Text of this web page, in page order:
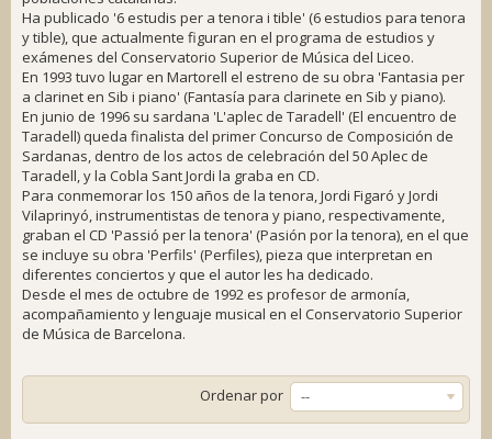
Ha publicado '6 estudis per a tenora i tible' (6 estudios para tenora
y tible), que actualmente figuran en el programa de estudios y
exámenes del Conservatorio Superior de Música del Liceo.
En 1993 tuvo lugar en Martorell el estreno de su obra 'Fantasia per
a clarinet en Sib i piano' (Fantasía para clarinete en Sib y piano).
En junio de 1996 su sardana 'L'aplec de Taradell' (El encuentro de
Taradell) queda finalista del primer Concurso de Composición de
Sardanas, dentro de los actos de celebración del 50 Aplec de
Taradell, y la Cobla Sant Jordi la graba en CD.
Para conmemorar los 150 años de la tenora, Jordi Figaró y Jordi
Vilaprinyó, instrumentistas de tenora y piano, respectivamente,
graban el CD 'Passió per la tenora' (Pasión por la tenora), en el que
se incluye su obra 'Perfils' (Perfiles), pieza que interpretan en
diferentes conciertos y que el autor les ha dedicado.
Desde el mes de octubre de 1992 es profesor de armonía,
acompañamiento y lenguaje musical en el Conservatorio Superior
de Música de Barcelona.
Ordenar por --